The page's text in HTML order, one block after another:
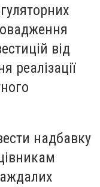
від
реалізації
надбавку